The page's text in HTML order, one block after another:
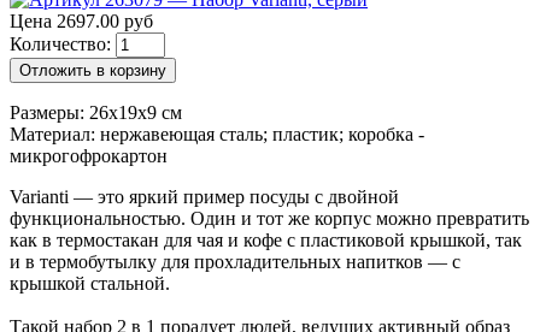
Цена 2697.00 руб
Количество:
Отложить в корзину
Размеры: 26x19x9 см
Материал: нержавеющая сталь; пластик; коробка -
микрогофрокартон
Varianti — это яркий пример посуды с двойной
функциональностью. Один и тот же корпус можно превратить
как в термостакан для чая и кофе с пластиковой крышкой, так
и в термобутылку для прохладительных напитков — с
крышкой стальной.
Такой набор 2 в 1 порадует людей, ведущих активный образ